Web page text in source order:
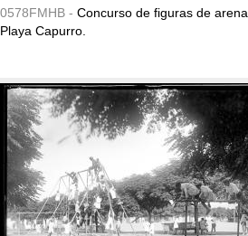
0578FMHB - Concurso de figuras de arena.
Playa Capurro.